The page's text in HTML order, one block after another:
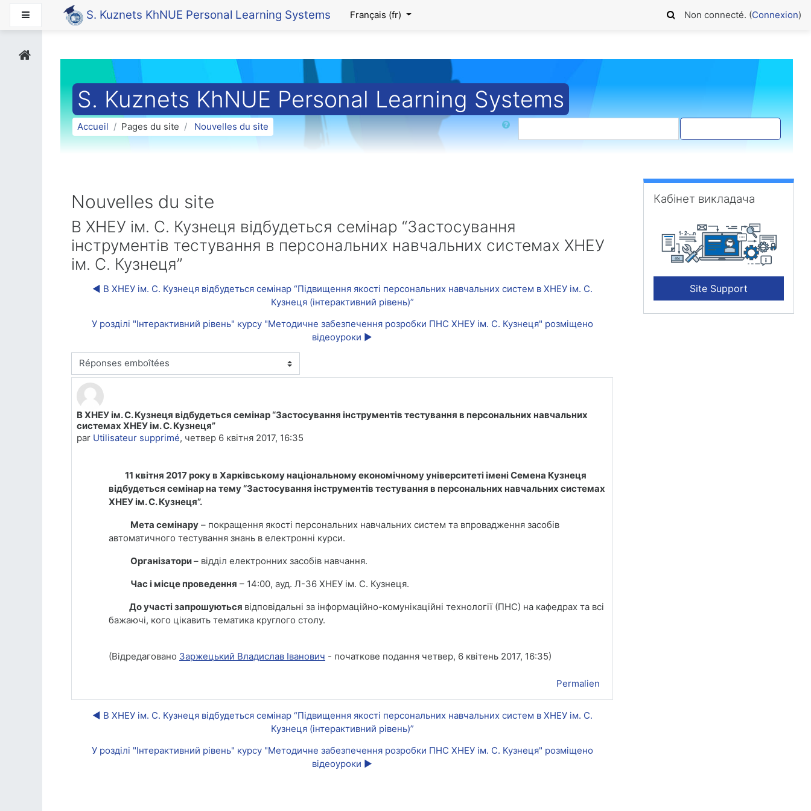
Passer au contenu principal
Panneau latéralS. Kuznets KhNUE Personal Learning Systems Français ‎(fr)‎ Non connecté. (Connexion)
S. Kuznets KhNUE Personal Learning Systems
Accueil Pages du site Nouvelles du site
Rechercher
Nouvelles du site
В ХНЕУ ім. С. Кузнеця відбудеться семінар “Застосування
інструментів тестування в персональних навчальних системах ХНЕУ
ім. С. Кузнеця”
◀︎ В ХНЕУ ім. С. Кузнеця відбудеться семінар “Підвищення якості персональних навчальних систем в ХНЕУ ім. С.
Кузнеця (інтерактивний рівень)”
У розділі "Інтерактивний рівень" курсу "Методичне забезпечення розробки ПНС ХНЕУ ім. С. Кузнеця" розміщено
відеоуроки ▶︎
Type d'affichage
В ХНЕУ ім. С. Кузнеця відбудеться семінар “Застосування інструментів тестування в персональних навчальних
системах ХНЕУ ім. С. Кузнеця”
par Utilisateur supprimé, четвер 6 квітня 2017, 16:35
Nombre de réponses : 0
11 квітня 2017 року в Харківському національному економічному університеті імені Семена Кузнеця
відбудеться семінар на тему “Застосування інструментів тестування в персональних навчальних системах
ХНЕУ ім. С. Кузнеця”.
Мета семінару – покращення якості персональних навчальних систем та впровадження засобів
автоматичного тестування знань в електронні курси.
Організатори– відділ електронних засобів навчання.
Час і місце проведення – 14:00, ауд. Л-36 ХНЕУ ім. С. Кузнеця.
До участі запрошуються відповідальні за інформаційно-комунікаційні технології (ПНС) на кафедрах та всі
бажаючі, кого цікавить тематика круглого столу.
(Відредаговано Заржецький Владислав Іванович - початкове подання четвер, 6 квітень 2017, 16:35)
Permalien
◀︎ В ХНЕУ ім. С. Кузнеця відбудеться семінар “Підвищення якості персональних навчальних систем в ХНЕУ ім. С.
Кузнеця (інтерактивний рівень)”
У розділі "Інтерактивний рівень" курсу "Методичне забезпечення розробки ПНС ХНЕУ ім. С. Кузнеця" розміщено
відеоуроки ▶︎
Passer Кабінет викладача
Кабінет викладача
Site Support